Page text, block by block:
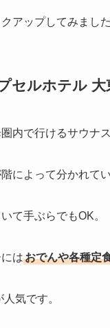
アップしてみました
セルホテル 大
内で行けるサウナス
によって分かれてい
て手ぶらでもOK。
はおでんや各種定
人気です。